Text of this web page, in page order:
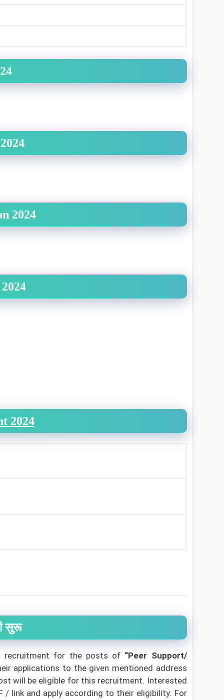
2024
2024
सुरू
for the posts of “Peer Support/
applications to the given mentioned address
will be eligible for this recruitment. Interested
link and apply according to their eligibility. For